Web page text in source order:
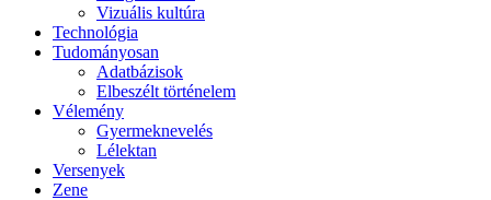
Vizuális kultúra
Technológia
Tudományosan
Adatbázisok
Elbeszélt történelem
Vélemény
Gyermeknevelés
Lélektan
Versenyek
Zene